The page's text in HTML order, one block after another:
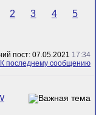
2 3 4
5
пост: 07.05.2021 17:34